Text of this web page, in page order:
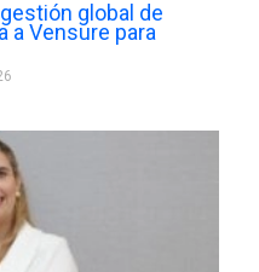
global de
a Vensure para